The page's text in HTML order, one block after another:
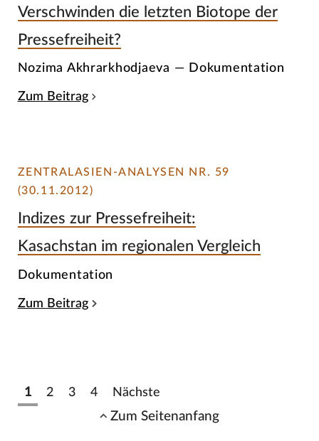
Verschwinden die letzten Biotope der
Pressefreiheit?
Nozima Akhrarkhodjaeva — Dokumentation
Zum Beitrag
ZENTRALASIEN-ANALYSEN NR. 59
(30.11.2012)
Indizes zur Pressefreiheit:
Kasachstan im regionalen Vergleich
Dokumentation
Zum Beitrag
1 2 3 4 Nächste
Zum Seitenanfang